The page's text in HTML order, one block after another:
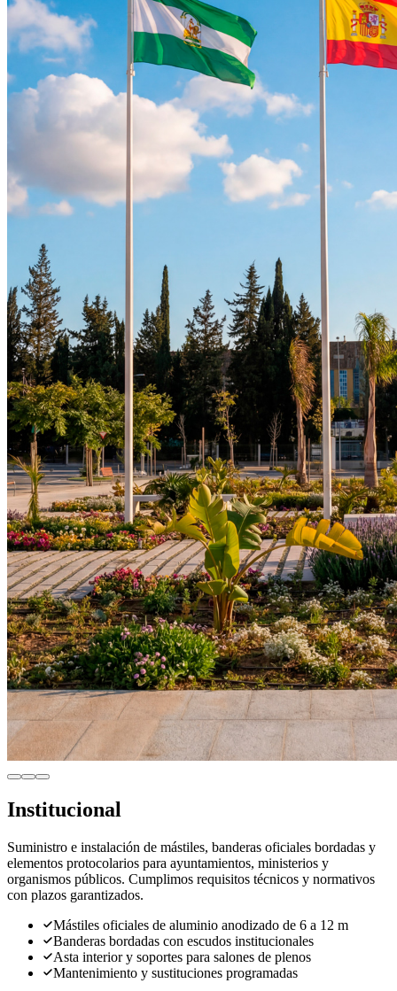
Institucional
Suministro e instalación de mástiles, banderas oficiales bordadas y
elementos protocolarios para ayuntamientos, ministerios y
organismos públicos. Cumplimos requisitos técnicos y normativos
con plazos garantizados.
Mástiles oficiales de aluminio anodizado de 6 a 12 m
Banderas bordadas con escudos institucionales
Asta interior y soportes para salones de plenos
Mantenimiento y sustituciones programadas